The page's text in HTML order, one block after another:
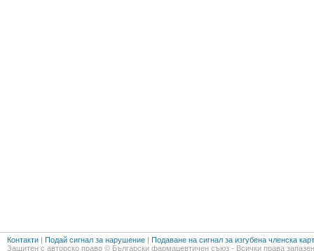
Контакти | Подай сигнал за нарушение | Подаване на сигнал за изгубена членска
Защитен с авторско право © Български фармацевтичен съюз - Всички права